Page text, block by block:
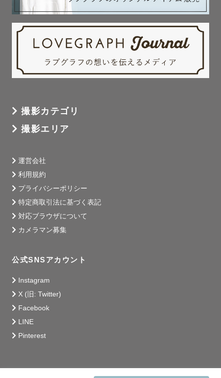
撮影カテゴリ
撮影エリア
運営会社
利用規約
プライバシーポリシー
特定商取引法に基づく表記
対応ブラウザについて
カメラマン募集
公式SNSアカウント
Instagram
X (旧: Twitter)
Facebook
LINE
Pinterest